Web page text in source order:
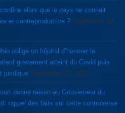
alors que le pays ne connait
et contreproductive ? September 12,
oblige un hôpital d’honorer la
gravement atteint du Covid puis
juridique September 12, 2021
donne raison au Gouverneur du
rappel des faits sur cette controverse